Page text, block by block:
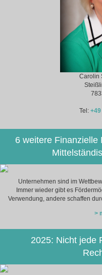
Carolin
Tel:
6 weitere Finanzielle
Unternehmen sind im
Immer wieder gibt es
Verwendung, andere schaffen
>
2025: Nicht jede